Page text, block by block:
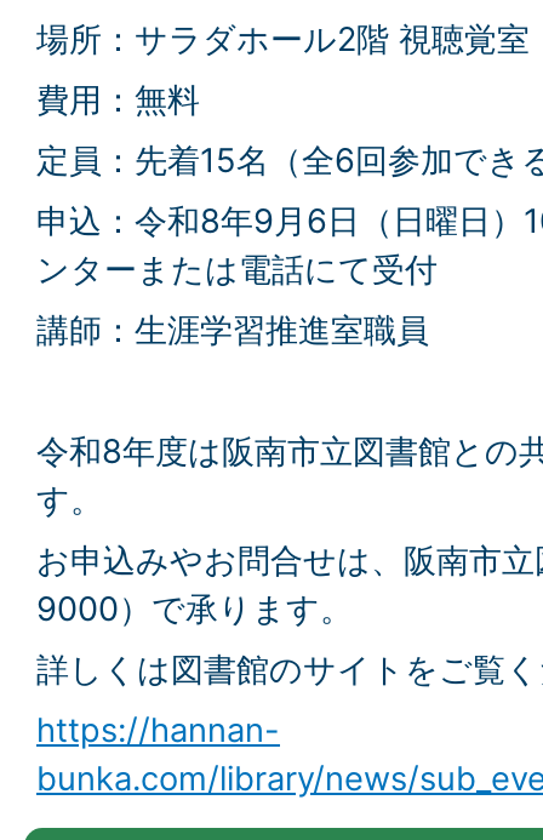
場所：サラダホール2階 視聴覚室
費用：無料
定員：先着15名（全6回参加でき
申込：令和8年9月6日（日曜日）
ンターまたは電話にて受付
講師：生涯学習推進室職員
令和8年度は阪南市立図書館との
す。
お申込みやお問合せは、阪南市
9000）で承ります。
詳しくは図書館のサイトをご覧
https://hannan-
bunka.com/library/news/